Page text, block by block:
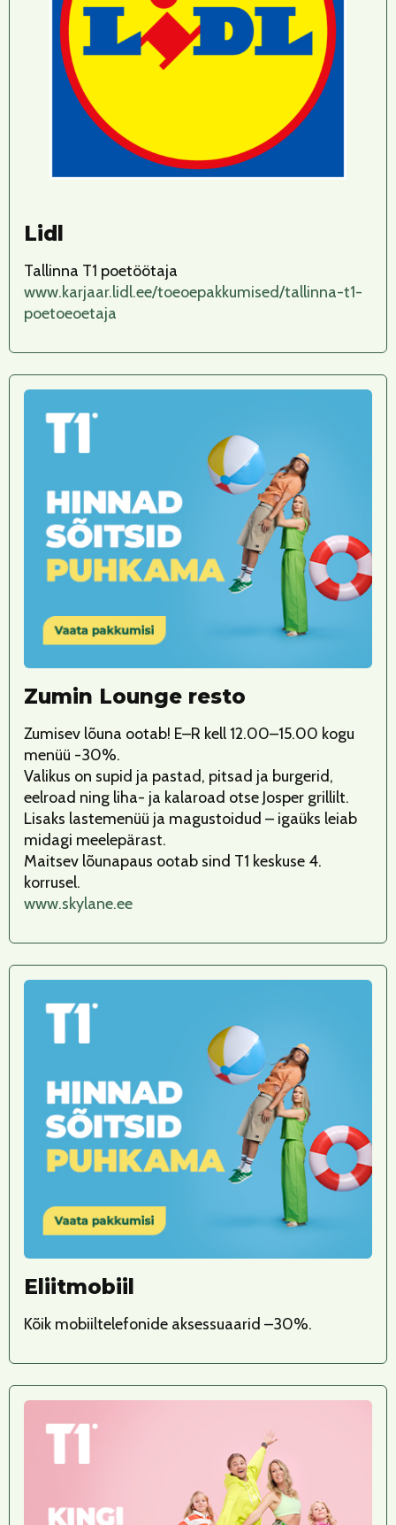
Lidl
Tallinna T1 poetöötaja
www.karjaar.lidl.ee/toeoepakkumised/tallinna-t1-
poetoeoetaja
Zumin Lounge resto
Zumisev lõuna ootab! E–R kell 12.00–15.00 kogu
menüü -30%.
Valikus on supid ja pastad, pitsad ja burgerid,
eelroad ning liha- ja kalaroad otse Josper grillilt.
Lisaks lastemenüü ja magustoidud – igaüks leiab
midagi meelepärast.
Maitsev lõunapaus ootab sind T1 keskuse 4.
korrusel.
www.skylane.ee
Eliitmobiil
Kõik mobiiltelefonide aksessuaarid –30%.